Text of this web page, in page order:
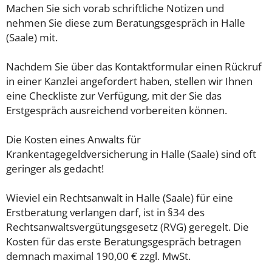
Machen Sie sich vorab schriftliche Notizen und
nehmen Sie diese zum Beratungsgespräch in Halle
(Saale) mit.
Nachdem Sie über das Kontaktformular einen Rückruf
in einer Kanzlei angefordert haben, stellen wir Ihnen
eine Checkliste zur Verfügung, mit der Sie das
Erstgespräch ausreichend vorbereiten können.
Die Kosten eines Anwalts für
Krankentagegeldversicherung in Halle (Saale) sind oft
geringer als gedacht!
Wieviel ein Rechtsanwalt in Halle (Saale) für eine
Erstberatung verlangen darf, ist in §34 des
Rechtsanwaltsvergütungsgesetz (RVG) geregelt. Die
Kosten für das erste Beratungsgespräch betragen
demnach maximal 190,00 € zzgl. MwSt.